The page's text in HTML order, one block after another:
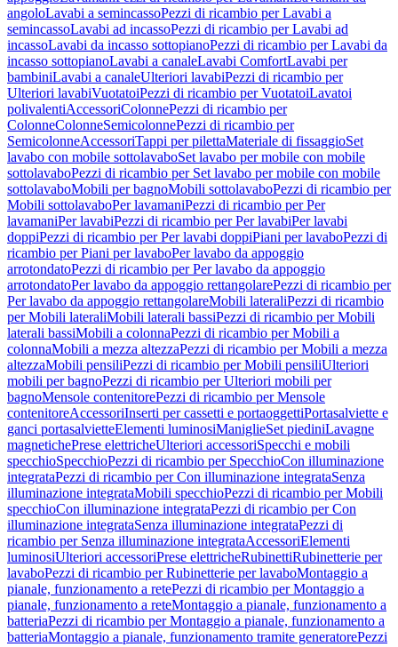
angoloLavabi a semincassoPezzi di ricambio per Lavabi a
semincassoLavabi ad incassoPezzi di ricambio per Lavabi ad
incassoLavabi da incasso sottopianoPezzi di ricambio per Lavabi da
incasso sottopianoLavabi a canaleLavabi ComfortLavabi per
bambiniLavabi a canaleUlteriori lavabiPezzi di ricambio per
Ulteriori lavabiVuotatoiPezzi di ricambio per VuotatoiLavatoi
polivalentiAccessoriColonnePezzi di ricambio per
ColonneColonneSemicolonnePezzi di ricambio per
SemicolonneAccessoriTappi per pilettaMateriale di fissaggioSet
lavabo con mobile sottolavaboSet lavabo per mobile con mobile
sottolavaboPezzi di ricambio per Set lavabo per mobile con mobile
sottolavaboMobili per bagnoMobili sottolavaboPezzi di ricambio per
Mobili sottolavaboPer lavamaniPezzi di ricambio per Per
lavamaniPer lavabiPezzi di ricambio per Per lavabiPer lavabi
doppiPezzi di ricambio per Per lavabi doppiPiani per lavaboPezzi di
ricambio per Piani per lavaboPer lavabo da appoggio
arrotondatoPezzi di ricambio per Per lavabo da appoggio
arrotondatoPer lavabo da appoggio rettangolarePezzi di ricambio per
Per lavabo da appoggio rettangolareMobili lateraliPezzi di ricambio
per Mobili lateraliMobili laterali bassiPezzi di ricambio per Mobili
laterali bassiMobili a colonnaPezzi di ricambio per Mobili a
colonnaMobili a mezza altezzaPezzi di ricambio per Mobili a mezza
altezzaMobili pensiliPezzi di ricambio per Mobili pensiliUlteriori
mobili per bagnoPezzi di ricambio per Ulteriori mobili per
bagnoMensole contenitorePezzi di ricambio per Mensole
contenitoreAccessoriInserti per cassetti e portaoggettiPortasalviette e
ganci portasalvietteElementi luminosiManiglieSet piediniLavagne
magnetichePrese elettricheUlteriori accessoriSpecchi e mobili
specchioSpecchioPezzi di ricambio per SpecchioCon illuminazione
integrataPezzi di ricambio per Con illuminazione integrataSenza
illuminazione integrataMobili specchioPezzi di ricambio per Mobili
specchioCon illuminazione integrataPezzi di ricambio per Con
illuminazione integrataSenza illuminazione integrataPezzi di
ricambio per Senza illuminazione integrataAccessoriElementi
luminosiUlteriori accessoriPrese elettricheRubinettiRubinetterie per
lavaboPezzi di ricambio per Rubinetterie per lavaboMontaggio a
pianale, funzionamento a retePezzi di ricambio per Montaggio a
pianale, funzionamento a reteMontaggio a pianale, funzionamento a
batteriaPezzi di ricambio per Montaggio a pianale, funzionamento a
batteriaMontaggio a pianale, funzionamento tramite generatorePezzi